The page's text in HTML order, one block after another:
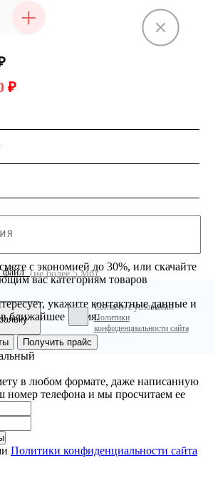
+
₽
файл(не более 5 Мб)
Согласен с условиями
Политики
конфиденциальности сайта
с экономией до 30%, или скачайте
вас категориям товаров
укажите контактные данные и
ближайшее время.
Получить прайс
в любом формате, даже написанную
номер телефона и мы просчитаем ее
Политики конфиденциальности сайта